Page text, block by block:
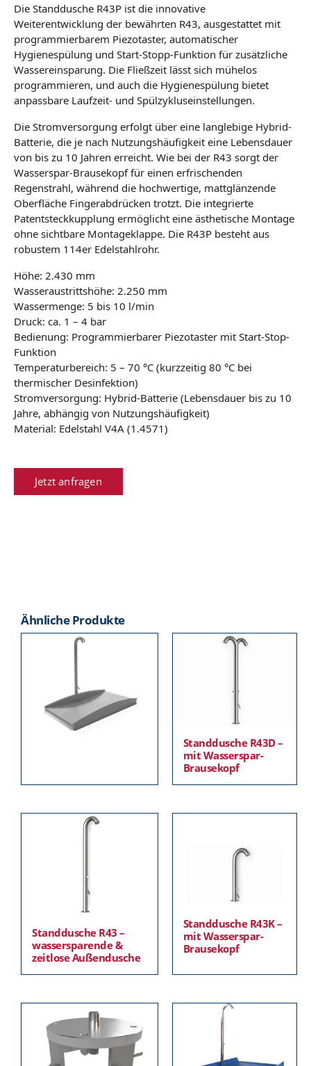
Die Standdusche R43P ist die innovative
Weiterentwicklung der bewährten R43, ausgestattet mit
programmierbarem Piezotaster, automatischer
Hygienespülung und Start-Stopp-Funktion für zusätzliche
Wassereinsparung. Die Fließzeit lässt sich mühelos
programmieren, und auch die Hygienespülung bietet
anpassbare Laufzeit- und Spülzykluseinstellungen.
Die Stromversorgung erfolgt über eine langlebige Hybrid-
Batterie, die je nach Nutzungshäufigkeit eine Lebensdauer
von bis zu 10 Jahren erreicht. Wie bei der R43 sorgt der
Wasserspar-Brausekopf für einen erfrischenden
Regenstrahl, während die hochwertige, mattglänzende
Oberfläche Fingerabdrücken trotzt. Die integrierte
Patentsteckkupplung ermöglicht eine ästhetische Montage
ohne sichtbare Montageklappe. Die R43P besteht aus
robustem 114er Edelstahlrohr.
Höhe: 2.430 mm
Wasseraustrittshöhe: 2.250 mm
Wassermenge: 5 bis 10 l/min
Druck: ca. 1 – 4 bar
Bedienung: Programmierbarer Piezotaster mit Start-Stop-
Funktion
Temperaturbereich: 5 – 70 °C (kurzzeitig 80 °C bei
thermischer Desinfektion)
Stromversorgung: Hybrid-Batterie (Lebensdauer bis zu 10
Jahre, abhängig von Nutzungshäufigkeit)
Material: Edelstahl V4A (1.4571)
Jetzt anfragen
Ähnliche Produkte
Standdusche R43D –
mit Wasserspar-
Brausekopf
Standdusche R43 –
wassersparende &
zeitlose Außendusche
Standdusche R43K –
mit Wasserspar-
Brausekopf